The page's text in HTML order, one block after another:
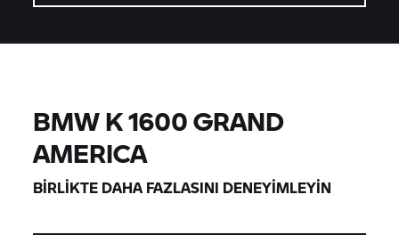
BMW K 1600 GRAND
AMERICA
BIRLIKTE DAHA FAZLASINI DENEYIMLEYIN